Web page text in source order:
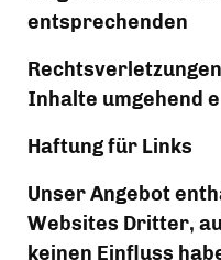
entsprechenden
Inhalte umgehend
Haftung für Links
Unser Angebot
Websites Dritter,
keinen Einfluss